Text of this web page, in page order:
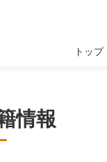
トップ
情報